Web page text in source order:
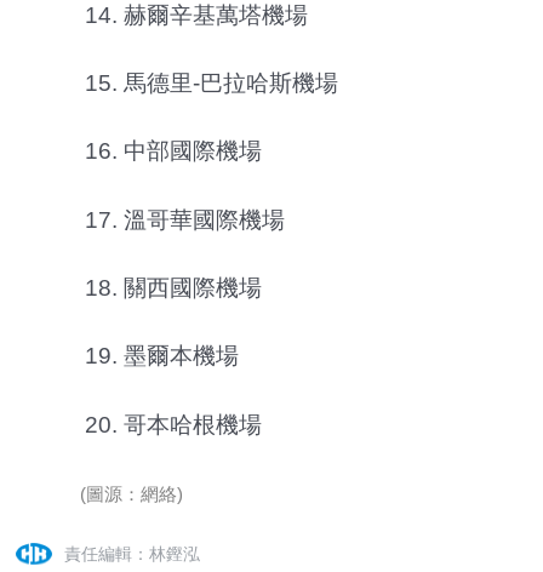
14. 赫爾辛基萬塔機場
15. 馬德里-巴拉哈斯機場
16. 中部國際機場
17. 溫哥華國際機場
18. 關西國際機場
19. 墨爾本機場
20. 哥本哈根機場
(圖源：網絡)
責任編輯：林鏗泓